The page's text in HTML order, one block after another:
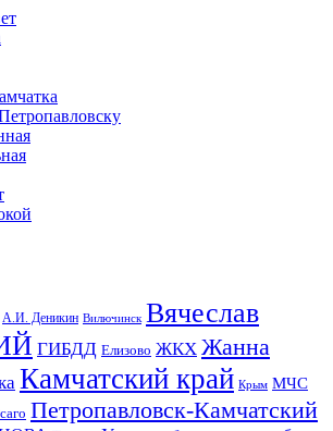
А.И. Деникин Вилючинск Вячеслав
ГИБДД Елизово ЖКХ Жанна
Камчатский край Крым МЧС
Петропавловск-Камчатский